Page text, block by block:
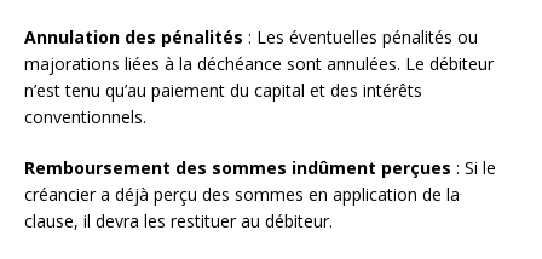
Annulation des pénalités : Les éventuelles pénalités ou
majorations liées à la déchéance sont annulées. Le débiteur
n’est tenu qu’au paiement du capital et des intérêts
conventionnels.
Remboursement des sommes indûment perçues : Si le
créancier a déjà perçu des sommes en application de la
clause, il devra les restituer au débiteur.